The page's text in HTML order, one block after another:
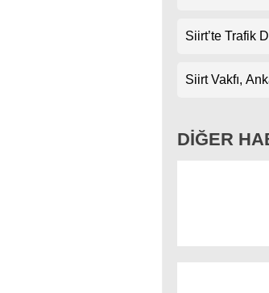
Kuralları”
Siirt’te Trafik
Siirt Vakfı,
DİĞER